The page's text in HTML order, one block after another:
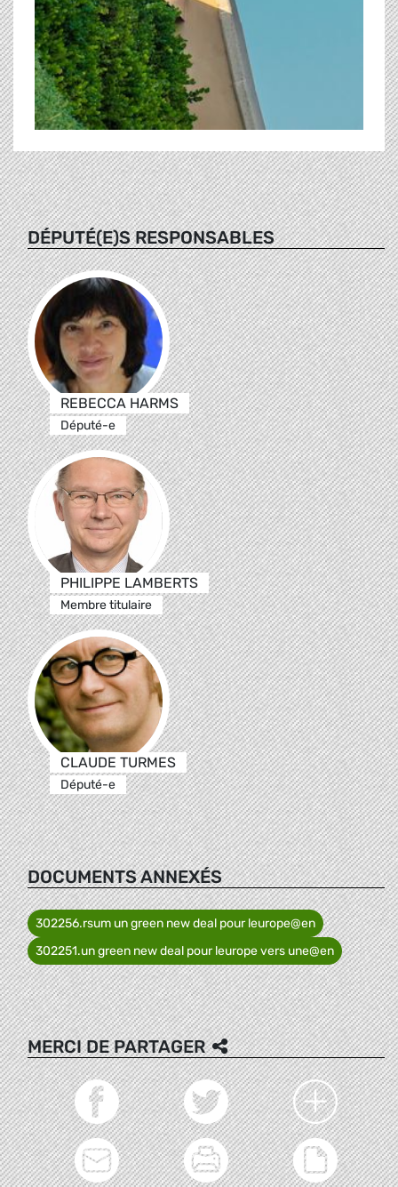
DÉPUTÉ(E)S RESPONSABLES
REBECCA HARMS
Député-e
PHILIPPE LAMBERTS
Membre titulaire
CLAUDE TURMES
Député-e
DOCUMENTS ANNEXÉS
302256.rsum un green new deal pour leurope@en
302251.un green new deal pour leurope vers une@en
MERCI DE PARTAGER